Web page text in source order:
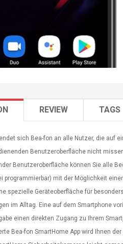
REVIEW TAGS
sich Bea-fon an alle Nutzer, die auf
Benutzeroberfläche nicht
Benutzeroberfläche können Sie alle
programmierbar) mit der Möglichkeit
spezielle Geräteoberfläche für
im Alltag. Eine auf dem Smartphone
einen direkten Zugang zu Ihrem
Bea-fon SmartHome App wird Ihnen